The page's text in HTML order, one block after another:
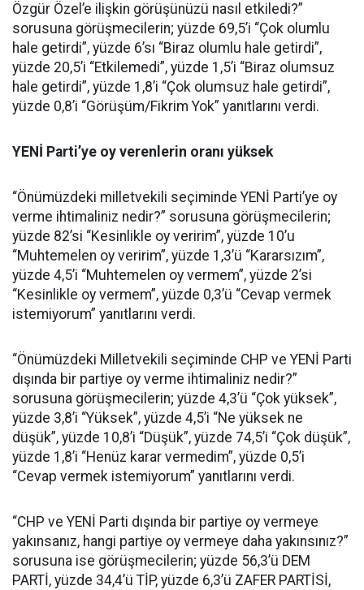
Özgür Özel’e ilişkin görüşünüzü nasıl etkiledi?”
sorusuna görüşmecilerin; yüzde 69,5’i “Çok olumlu
hale getirdi”, yüzde 6’sı “Biraz olumlu hale getirdi”,
yüzde 20,5’i “Etkilemedi”, yüzde 1,5’i “Biraz olumsuz
hale getirdi”, yüzde 1,8’i “Çok olumsuz hale getirdi”,
yüzde 0,8’i “Görüşüm/Fikrim Yok” yanıtlarını verdi.
YENİ Parti’ye oy verenlerin oranı yüksek
“Önümüzdeki milletvekili seçiminde YENİ Parti’ye oy
verme ihtimaliniz nedir?” sorusuna görüşmecilerin;
yüzde 82’si “Kesinlikle oy veririm”, yüzde 10’u
“Muhtemelen oy veririm”, yüzde 1,3’ü “Kararsızım”,
yüzde 4,5’i “Muhtemelen oy vermem”, yüzde 2’si
“Kesinlikle oy vermem”, yüzde 0,3’ü “Cevap vermek
istemiyorum” yanıtlarını verdi.
“Önümüzdeki Milletvekili seçiminde CHP ve YENİ Parti
dışında bir partiye oy verme ihtimaliniz nedir?”
sorusuna görüşmecilerin; yüzde 4,3’ü “Çok yüksek”,
yüzde 3,8’i “Yüksek”, yüzde 4,5’i “Ne yüksek ne
düşük”, yüzde 10,8’i “Düşük”, yüzde 74,5’i “Çok düşük”,
yüzde 1,8’i “Henüz karar vermedim”, yüzde 0,5’i
“Cevap vermek istemiyorum” yanıtlarını verdi.
“CHP ve YENİ Parti dışında bir partiye oy vermeye
yakınsanız, hangi partiye oy vermeye daha yakınsınız?”
sorusuna ise görüşmecilerin; yüzde 56,3’ü DEM
PARTİ, yüzde 34,4’ü TİP, yüzde 6,3’ü ZAFER PARTİSİ,